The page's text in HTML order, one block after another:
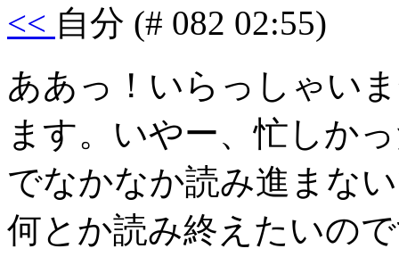
<< 自分 (# 082 02:55)
ああっ！いらっしゃい
ます。いやー、忙しか
でなかなか読み進まな
何とか読み終えたいの